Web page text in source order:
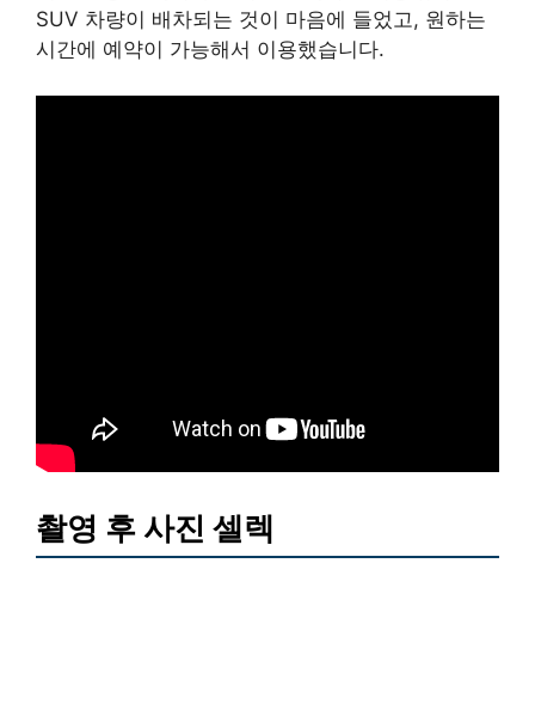
SUV 차량이 배차되는 것이 마음에 들었고, 원하는
시간에 예약이 가능해서 이용했습니다.
촬영 후 사진 셀렉